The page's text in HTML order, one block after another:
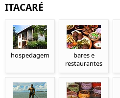
ITACARÉ
hospedagem
bares e
restaurantes